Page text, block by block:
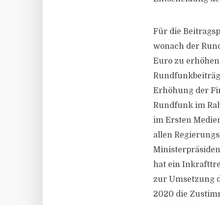
Für die
wonach der
Euro zu
Erhöhung der
Rundfunk im
im Ersten
allen
hat ein
zur Umsetzung
2020 die